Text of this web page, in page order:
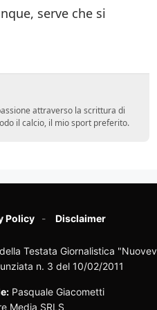
serve che si
attraverso la scrittura di
il calcio, il mio sport preferito.
Policy Disclaimer
Testata Giornalistica
n. 3 del 10/02/2011
Pasquale Giacometti
Media SRLS